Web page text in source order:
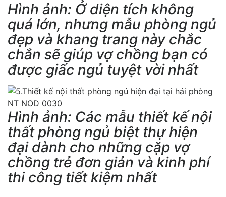
Hình ảnh: Ở diện tích không
quá lớn, nhưng mẫu phòng ngủ
đẹp và khang trang này chắc
chắn sẽ giúp vợ chồng bạn có
được giấc ngủ tuyệt vời nhất
Hình ảnh: Các mẫu thiết kế nội
thất phòng ngủ biệt thự hiện
đại dành cho những cặp vợ
chồng trẻ đơn giản và kinh phí
thi công tiết kiệm nhất